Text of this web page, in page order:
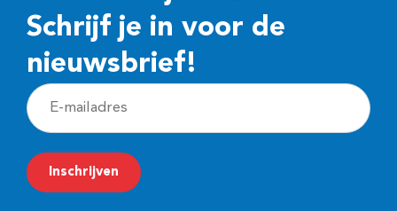
Schrijf je in voor de
nieuwsbrief!
E
-
m
a
Inschrijven